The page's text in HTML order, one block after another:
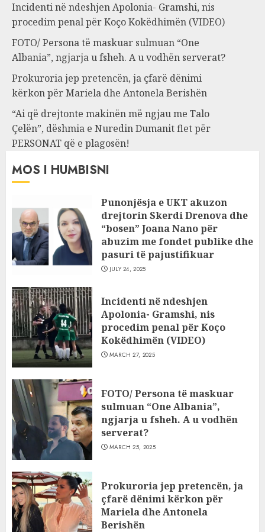
Incidenti në ndeshjen Apolonia- Gramshi, nis
procedim penal për Koço Kokëdhimën (VIDEO)
FOTO/ Persona të maskuar sulmuan “One
Albania”, ngjarja u fsheh. A u vodhën serverat?
Prokuroria jep pretencën, ja çfarë dënimi
kërkon për Mariela dhe Antonela Berishën
“Ai që drejtonte makinën më ngjau me Talo
Çelën”, dëshmia e Nuredin Dumanit flet për
PERSONAT që e plagosën!
MOS I HUMBISNI
Punonjësja e UKT akuzon
drejtorin Skerdi Drenova dhe
“bosen” Joana Nano për
abuzim me fondet publike dhe
pasuri të pajustifikuar
JULY 24, 2025
Incidenti në ndeshjen
Apolonia- Gramshi, nis
procedim penal për Koço
Kokëdhimën (VIDEO)
MARCH 27, 2025
FOTO/ Persona të maskuar
sulmuan “One Albania”,
ngjarja u fsheh. A u vodhën
serverat?
MARCH 25, 2025
Prokuroria jep pretencën, ja
çfarë dënimi kërkon për
Mariela dhe Antonela
Berishën